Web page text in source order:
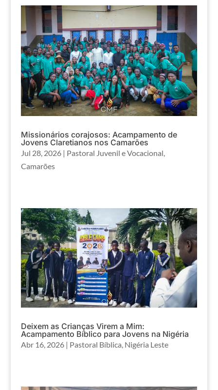
Missionários corajosos: Acampamento de
Jovens Claretianos nos Camarões
Jul 28, 2026| Pastoral Juvenil e Vocacional,
Camarões
Deixem as Crianças Virem a Mim:
Acampamento Bíblico para Jovens na Nigéria
Abr 16, 2026| Pastoral Bíblica, Nigéria Leste